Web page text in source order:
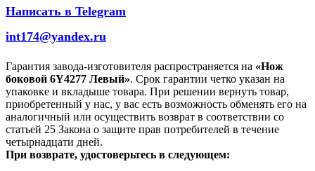
Написать в Telegram
int174@yandex.ru
Гарантия завода-изготовителя распространяется на «Нож
боковой 6Y4277 Левый». Срок гарантии четко указан на
упаковке и вкладыше товара. При решении вернуть товар,
приобретенный у нас, у вас есть возможность обменять его на
аналогичный или осуществить возврат в соответствии со
статьей 25 Закона о защите прав потребителей в течение
четырнадцати дней.
При возврате, удостоверьтесь в следующем: